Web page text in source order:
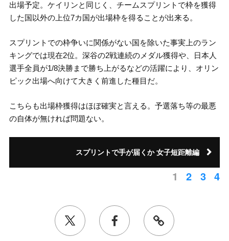
出場予定。ケイリンと同じく、チームスプリントで枠を獲得
した国以外の上位7カ国が出場枠を得ることが出来る。
スプリントでの枠争いに関係がない国を除いた事実上のラン
キングでは現在2位。深谷の2戦連続のメダル獲得や、日本人
選手全員が1/8決勝まで勝ち上がるなどの活躍により、オリン
ピック出場へ向けて大きく前進した種目だ。
こちらも出場枠獲得はほぼ確実と言える。予選落ち等の最悪
の自体が無ければ問題ない。
スプリントで手が届くか 女子短距離編
1 2 3 4